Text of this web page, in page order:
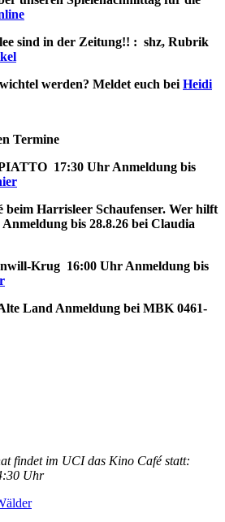
sind in der Zeitung!! : shz, Rubrik
werden? Meldet euch bei Heidi
Termine
17:30 Uhr Anmeldung bis
Harrisleer Schaufenser. Wer hilft
bis 28.8.26 bei Claudia
Krug 16:00 Uhr Anmeldung bis
Land Anmeldung bei MBK 0461-
findet im UCI das Kino Café statt:
Uhr